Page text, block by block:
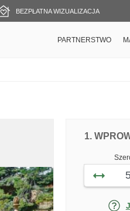
BEZPŁATNA WIZUALIZACJA
PARTNERSTWO
1.